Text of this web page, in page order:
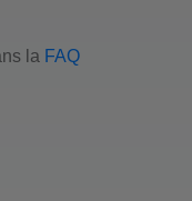
la FAQ